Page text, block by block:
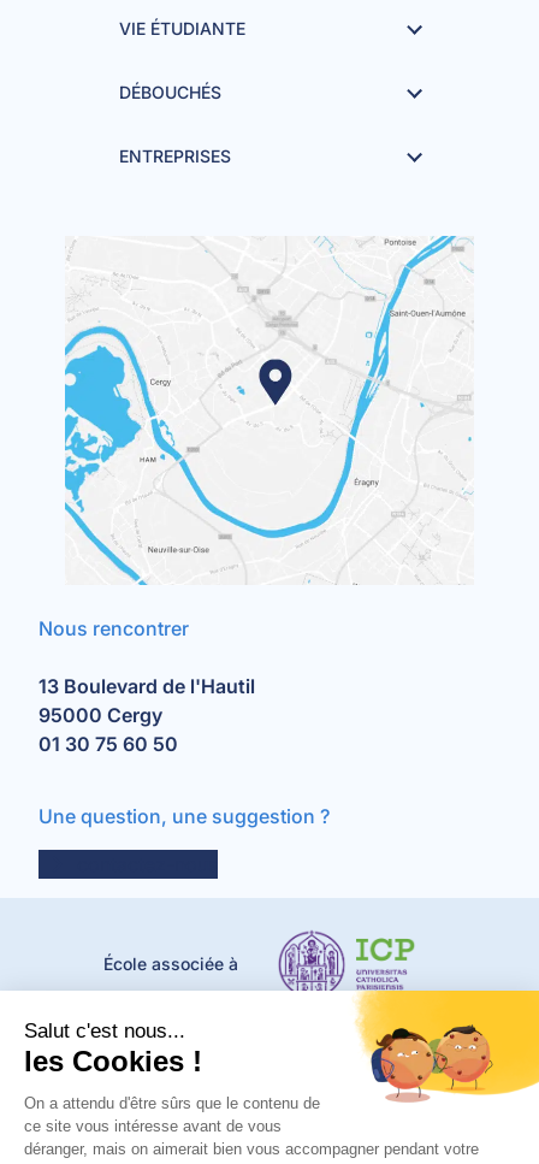
VIE ÉTUDIANTE
DÉBOUCHÉS
ENTREPRISES
Nous rencontrer
13 Boulevard de l'Hautil
95000 Cergy
01 30 75 60 50
Une question, une suggestion ?
École associée à